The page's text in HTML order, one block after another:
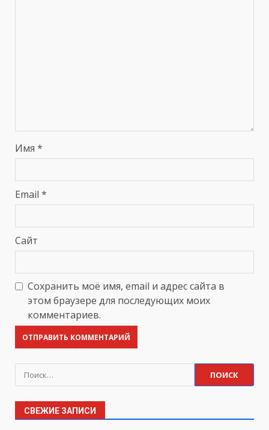
Имя *
Email *
Сайт
Сохранить моё имя, email и адрес сайта в
этом браузере для последующих моих
комментариев.
Найти:
СВЕЖИЕ ЗАПИСИ